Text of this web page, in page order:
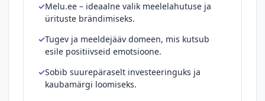
Melu.ee – ideaalne valik meelelahutuse ja
ürituste brändimiseks.
Tugev ja meeldejääv domeen, mis kutsub
esile positiivseid emotsioone.
Sobib suurepäraselt investeeringuks ja
kaubamärgi loomiseks.